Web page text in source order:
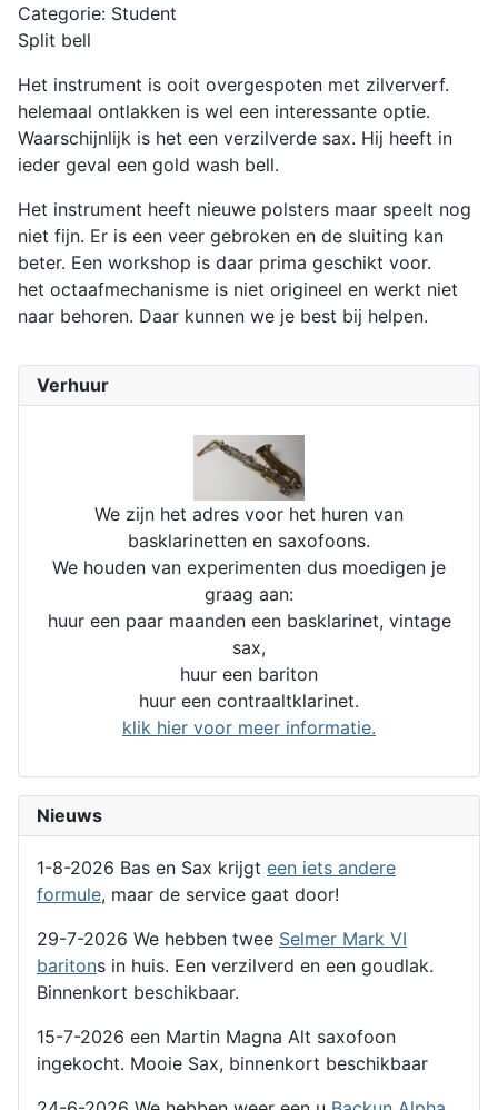
Verhuur
We zijn het adres voor het huren van
basklarinetten en saxofoons.
We houden van experimenten dus moedigen je
graag aan:
huur een paar maanden een basklarinet, vintage
sax,
huur een bariton
huur een contraaltklarinet.
klik hier voor meer informatie.
Nieuws
1-8-2026 Bas en Sax krijgt een iets andere
formule, maar de service gaat door!
29-7-2026 We hebben twee Selmer Mark VI
baritons in huis. Een verzilverd en een goudlak.
Binnenkort beschikbaar.
15-7-2026 een Martin Magna Alt saxofoon
ingekocht. Mooie Sax, binnenkort beschikbaar
Categorie: Student
Split bell
Het instrument is ooit overgespoten met zilververf.
helemaal ontlakken is wel een interessante optie.
Waarschijnlijk is het een verzilverde sax. Hij heeft in
ieder geval een gold wash bell.
Het instrument heeft nieuwe polsters maar speelt nog
niet fijn. Er is een veer gebroken en de sluiting kan
beter. Een workshop is daar prima geschikt voor.
het octaafmechanisme is niet origineel en werkt niet
naar behoren. Daar kunnen we je best bij helpen.